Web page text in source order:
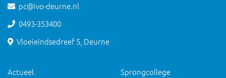
pc@ivo-deurne.nl
0493-353400
Vloeieindsedreef 5, Deurne
Actueel
Sprongcollege